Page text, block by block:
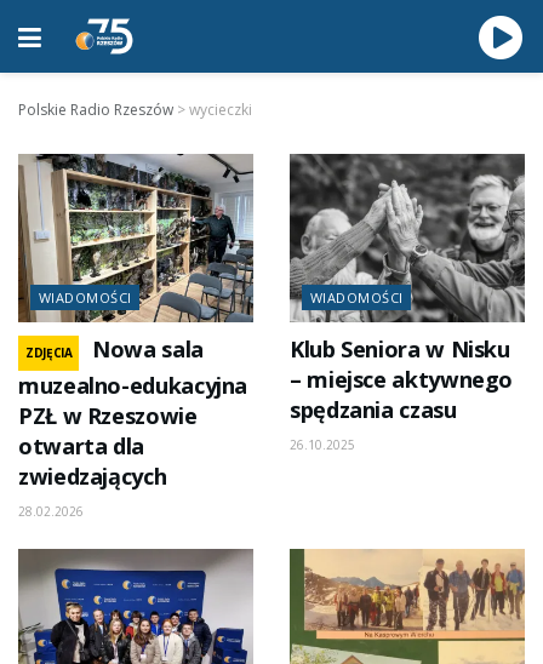
Polskie Radio Rzeszów >wycieczki
WIADOMOŚCI
ZDJĘCIA
Nowa sala
muzealno-edukacyjna
PZŁ w Rzeszowie
otwarta dla
zwiedzających
28.02.2026
WIADOMOŚCI
Klub Seniora w Nisku
– miejsce aktywnego
spędzania czasu
26.10.2025